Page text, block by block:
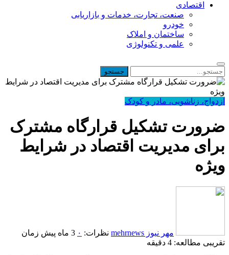
اقتصادی
صنعت، تجارت، خدمات و بازاریابی
خودرو
ساختمان و املاک
علمی و تکنولوژی
ازدواج، زناشویی، مادر و کودک
ضرورت تشکیل قرارگاه مشترک
برای مدیریت اقتصاد در شرایط
ویژه
مهر نیوز mehrnews نظرات: ۰ 3 ماه پیش
زمان
تقریبی مطالعه: 4 دقیقه